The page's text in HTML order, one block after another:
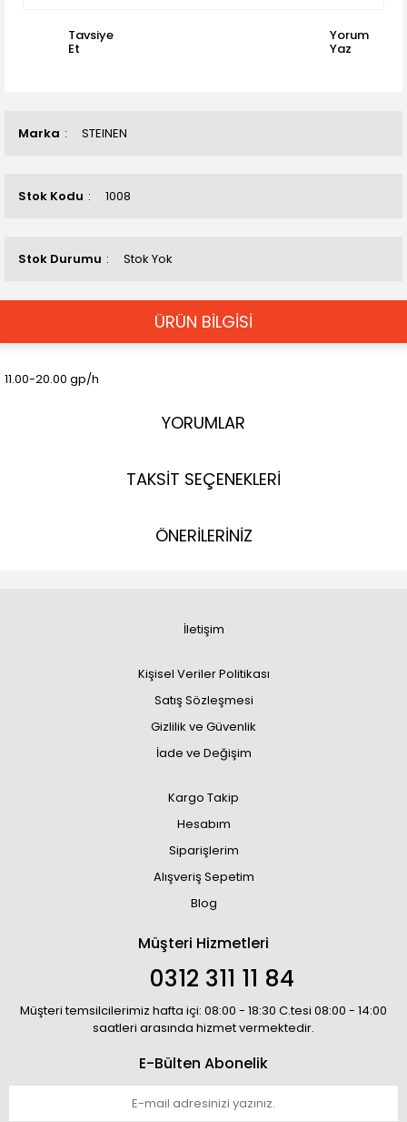
Marka STEINEN
Stok Kodu 1008
Stok Durumu Stok Yok
Tavsiye
Et
Yorum
Yaz
ÜRÜN BİLGİSİ
11.00-20.00 gp/h
YORUMLAR
TAKSİT SEÇENEKLERİ
ÖNERİLERİNİZ
İletişim
Kişisel Veriler Politikası
Satış Sözleşmesi
Gizlilik ve Güvenlik
İade ve Değişim
Kargo Takip
Hesabım
Siparişlerim
Alışveriş Sepetim
Blog
Müşteri Hizmetleri
0312 311 11 84
Müşteri temsilcilerimiz hafta içi: 08:00 - 18:30 C.tesi 08:00 - 14:00
saatleri arasında hizmet vermektedir.
E-Bülten Abonelik